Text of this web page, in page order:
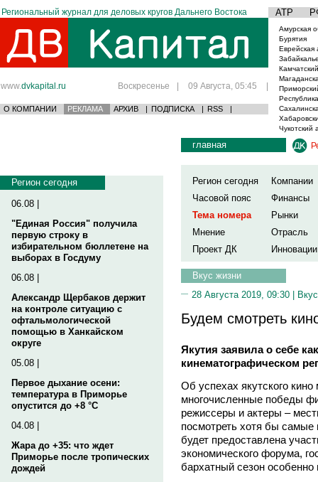
Региональный журнал для деловых кругов Дальнего Востока АТР
www.dvkapital.ru Воскресенье | 09 Августа, 05:45 |
О КОМПАНИИ РЕКЛАМА АРХИВ | ПОДПИСКА | RSS |
Амурская
Бурятия
Еврейская
Чукотский
Регион сегодня
06.08 |
"Единая Россия" получила
первую строку в
избирательном бюллетене на
выборах в Госдуму
06.08 |
Александр Щербаков держит
на контроле ситуацию с
офтальмологической
помощью в Ханкайском
округе
05.08 |
Первое дыхание осени:
температура в Приморье
опустится до +8 °C
04.08 |
Жара до +35: что ждет
Приморье после тропических
дождей
главная
Регион сегодня
Компании
Часовой пояс
Финансы
Тема номера
Рынки
Мнение
Отрасль
Проект ДК
Инновации
Вкус жизни
28 Августа 2019, 09:30 |
Будем смотреть
Якутия заявила о себе
кинематографическом
Об успехах якутского
многочисленные победы
режиссеры и актеры –
посмотреть хотя бы самые
будет предоставлена
экономического форума,
бархатный сезон особенно